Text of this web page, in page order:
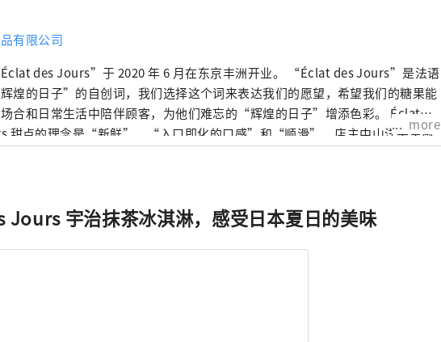
有限公司
des Jours”于 2020 年 6 月在东京丰洲开业。 “Éclat des Jours”是法语
煌的日子”的自创词，我们选择这个词来表达我们的愿望，希望我们的糖果能
合和日常生活中陪伴顾客，为他们难忘的“辉煌的日子”增添色彩。 Éclat
甜点的理念是“新鲜”、“入口即化的口感”和“顺滑”。店主中山洋平主厨
修时学到的技术和口味为基础，非常注重创造出日本人熟悉且易于食用的食物
gateaux（单个蛋糕）、烘焙食品（如黄油玛德琳蛋糕和饼干）、面包（如每
划扩大产品阵容，包括可以用作小礼物或在家放松的物品。 我们珍视法国传统
more
Jours 宇治抹茶冰淇淋，感受日本夏日的美味